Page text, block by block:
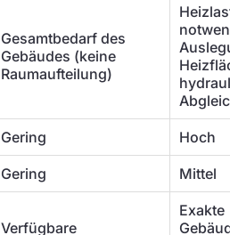
Gesamtbedarf des
Gebäudes (keine
Raumaufteilung)
Gering Hoch
Gering Mittel
Verfügbare
Exakte